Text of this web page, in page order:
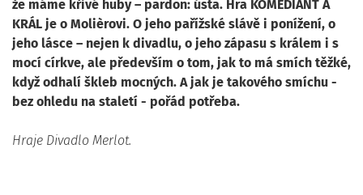
že máme křivé huby – pardon: ústa. Hra KOMEDIANT A
KRÁL je o Molièrovi. O jeho pařížské slávě i ponížení, o
jeho lásce – nejen k divadlu, o jeho zápasu s králem i s
mocí církve, ale především o tom, jak to má smích těžké,
když odhalí škleb mocných. A jak je takového smíchu -
bez ohledu na staletí - pořád potřeba.
Hraje Divadlo Merlot.